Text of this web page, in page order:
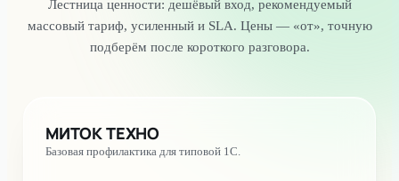
Лестница ценности: дешёвый вход, рекомендуемый
массовый тариф, усиленный и SLA. Цены — «от», точную
подберём после короткого разговора.
МИТОК ТЕХНО
Базовая профилактика для типовой 1С.